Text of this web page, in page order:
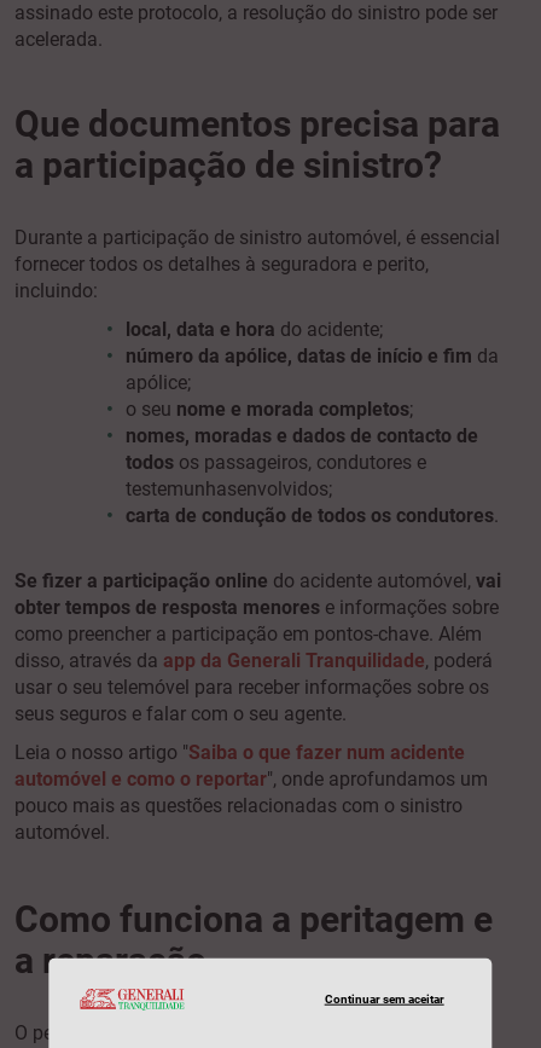
assinado este protocolo, a resolução do sinistro pode ser
acelerada.
Que documentos precisa para
a participação de sinistro?
Durante a participação de sinistro automóvel, é essencial
fornecer todos os detalhes à seguradora e perito,
incluindo:
local, data e hora do acidente;
número da apólice, datas de início e fim da
apólice;
o seu nome e morada completos;
nomes, moradas e dados de contacto de
todos os passageiros, condutores e
testemunhasenvolvidos;
carta de condução de todos os condutores.
Se fizer a participação online do acidente automóvel, vai
obter tempos de resposta menores e informações sobre
como preencher a participação em pontos-chave. Além
disso, através da app da Generali Tranquilidade, poderá
usar o seu telemóvel para receber informações sobre os
seus seguros e falar com o seu agente.
Leia o nosso artigo "Saiba o que fazer num acidente
automóvel e como o reportar", onde aprofundamos um
pouco mais as questões relacionadas com o sinistro
automóvel.
Como funciona a peritagem e
a reparação
O perito destacado irá ocupar-se do seu processo. Vai
Continuar sem aceitar